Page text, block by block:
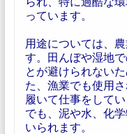
っています。
用途については、
す。田んぼや湿地
とが避けられない
た、漁業でも使用
履いて仕事をして
でも、泥や水、化
いられます。